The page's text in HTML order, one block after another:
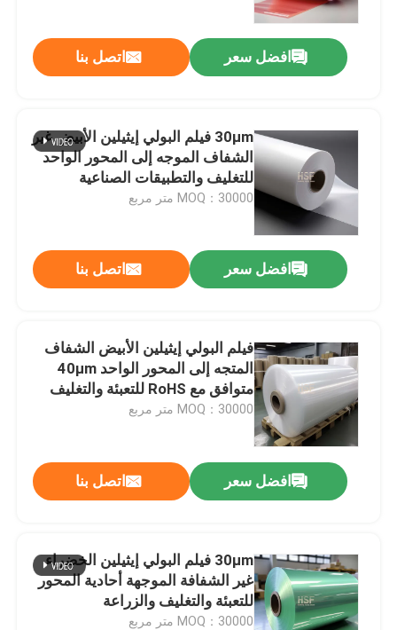
افضل سعر اتصل بنا
30μm فيلم البولي إيثيلين الأبيض غير
الشفاف الموجه إلى المحور الواحد
للتغليف والتطبيقات الصناعية
MOQ：30000 متر مربع
افضل سعر اتصل بنا
فيلم البولي إيثيلين الأبيض الشفاف
المتجه إلى المحور الواحد 40μm
متوافق مع RoHS للتعبئة والتغليف
والزراعة
MOQ：30000 متر مربع
افضل سعر اتصل بنا
30μm فيلم البولي إيثيلين الخضراء
غير الشفافة الموجهة أحادية المحور
للتعبئة والتغليف والزراعة
MOQ：30000 متر مربع